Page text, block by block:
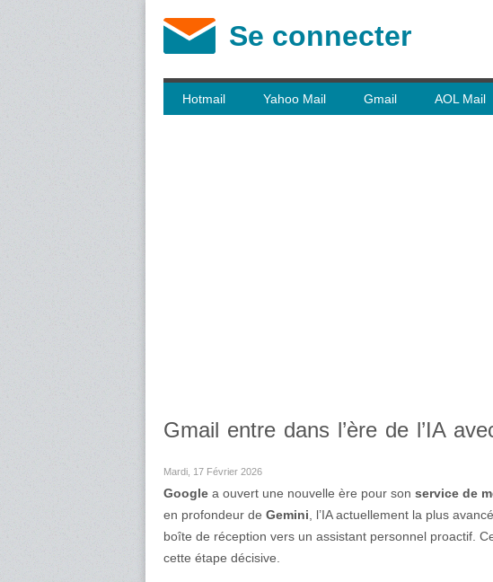
Se connecter
Hotmail Yahoo Mail Gmail AOL Mail
Gmail entre dans l’ère de l’IA
Mardi, 17 Février 2026
Google a ouvert une nouvelle ère pour son service de
en profondeur de Gemini , l’IA actuellement la plus
boîte de réception vers un assistant personnel proactif.
cette étape décisive.